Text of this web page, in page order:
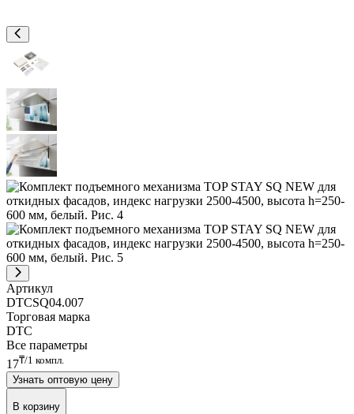
Артикул
DTCSQ04.007
Торговая марка
DTC
Все параметры
17₸/1 компл.
Узнать оптовую цену
В корзину